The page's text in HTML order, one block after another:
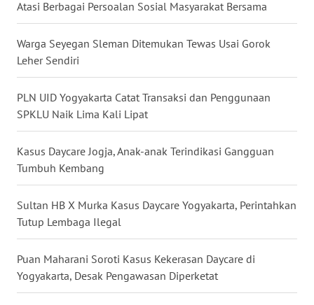
Atasi Berbagai Persoalan Sosial Masyarakat Bersama
Warga Seyegan Sleman Ditemukan Tewas Usai Gorok
Leher Sendiri
PLN UID Yogyakarta Catat Transaksi dan Penggunaan
SPKLU Naik Lima Kali Lipat
Kasus Daycare Jogja, Anak-anak Terindikasi Gangguan
Tumbuh Kembang
Sultan HB X Murka Kasus Daycare Yogyakarta, Perintahkan
Tutup Lembaga Ilegal
Puan Maharani Soroti Kasus Kekerasan Daycare di
Yogyakarta, Desak Pengawasan Diperketat
KALTARA
WN
KALSEL
WN
KALTIM
WN
SULSEL
WN